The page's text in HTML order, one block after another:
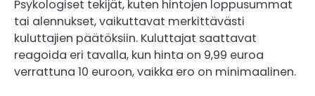
Psykologiset tekijät, kuten hintojen loppusummat
tai alennukset, vaikuttavat merkittävästi
kuluttajien päätöksiin. Kuluttajat saattavat
reagoida eri tavalla, kun hinta on 9,99 euroa
verrattuna 10 euroon, vaikka ero on minimaalinen.